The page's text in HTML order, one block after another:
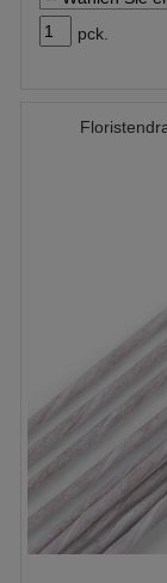
pck.